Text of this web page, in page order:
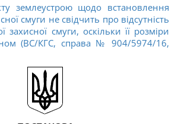
землеустрою щодо встановлення
смуги не свідчить про відсутність
захисної смуги, оскільки її розміри
(ВС/КГС, справа № 904/5974/16,